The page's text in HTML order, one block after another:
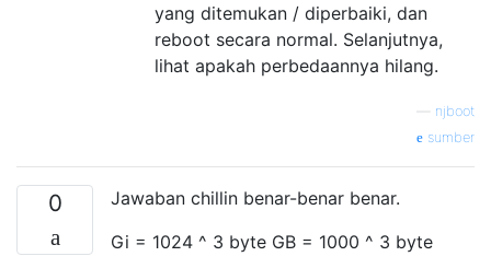
yang ditemukan / diperbaiki, dan
reboot secara normal. Selanjutnya,
lihat apakah perbedaannya hilang.
njboot
sumber
0
Jawaban chillin benar-benar benar.
Gi = 1024 ^ 3 byte GB = 1000 ^ 3 byte